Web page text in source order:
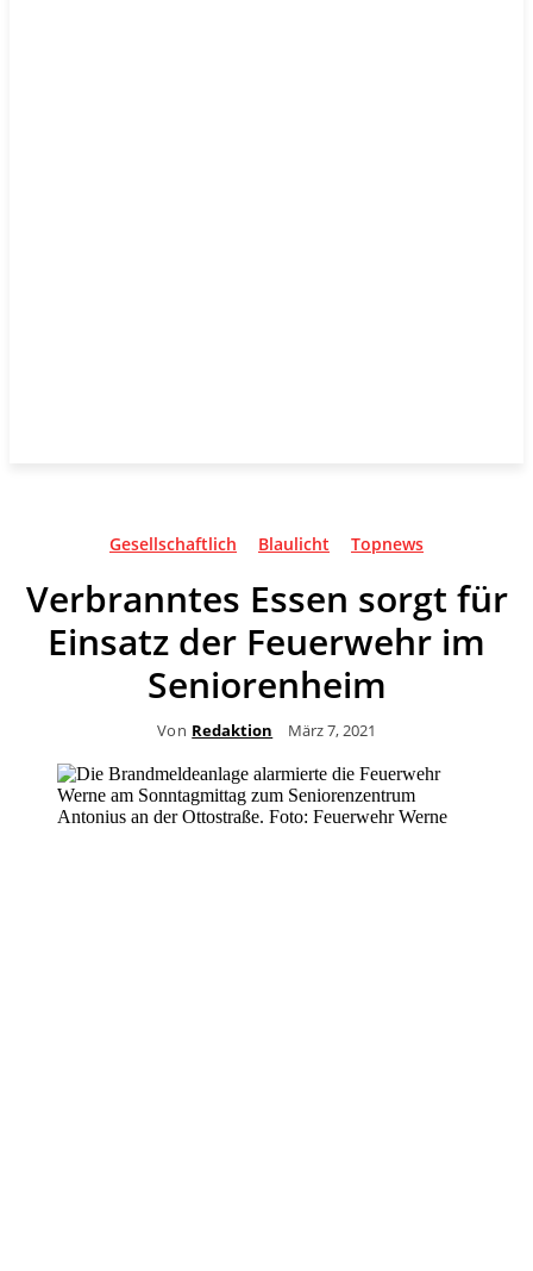
Gesellschaftlich Blaulicht Topnews
Verbranntes Essen sorgt für
Einsatz der Feuerwehr im
Seniorenheim
Von Redaktion März 7, 2021